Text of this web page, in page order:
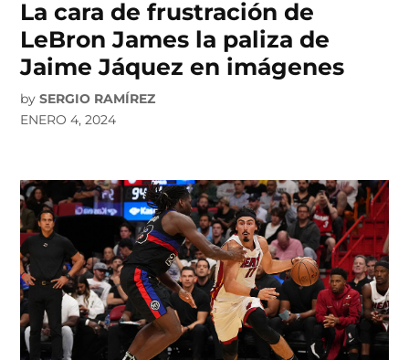
La cara de frustración de
LeBron James la paliza de
Jaime Jáquez en imágenes
by SERGIO RAMÍREZ
ENERO 4, 2024